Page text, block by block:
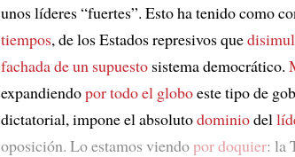
unos líderes “fuertes”. Esto ha tenido como
tiempos, de los Estados represivos que
fachada de un supuesto sistema democrático.
expandiendopor todo el globoeste tipo de
dictatorial, impone el absolutodominiodel
oposición. Lo estamos viendopor doquier: la